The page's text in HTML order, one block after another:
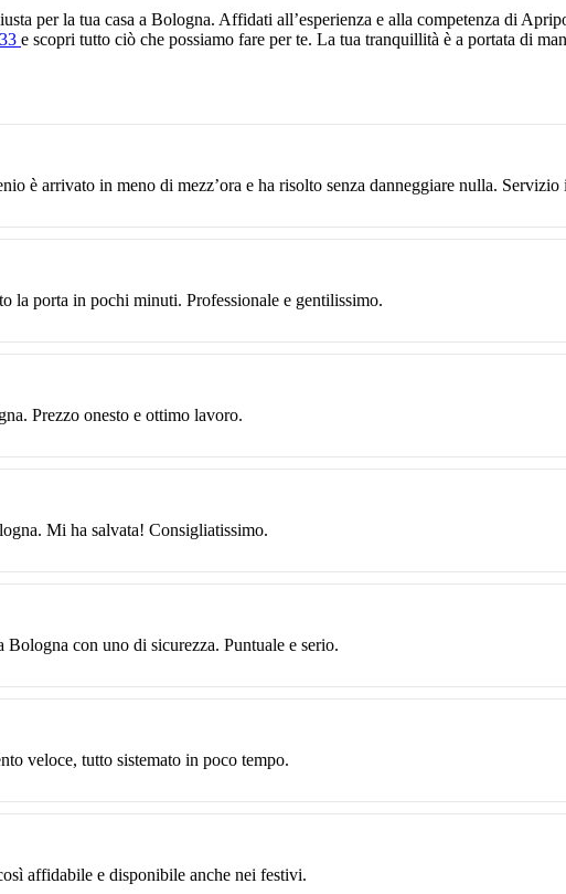
per la tua casa a Bologna. Affidati all’esperienza e alla competenza di
e scopri tutto ciò che possiamo fare per te. La tua tranquillità è a portata di
è arrivato in meno di mezz’ora e ha risolto senza danneggiare nulla. Servizio
la porta in pochi minuti. Professionale e gentilissimo.
Prezzo onesto e ottimo lavoro.
Mi ha salvata! Consigliatissimo.
con uno di sicurezza. Puntuale e serio.
veloce, tutto sistemato in poco tempo.
affidabile e disponibile anche nei festivi.